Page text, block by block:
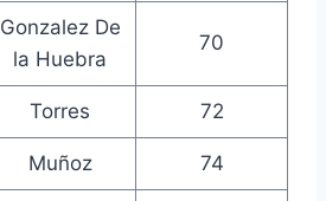
Gonzalez De
la Huebra
70
Torres 72
Muñoz 74